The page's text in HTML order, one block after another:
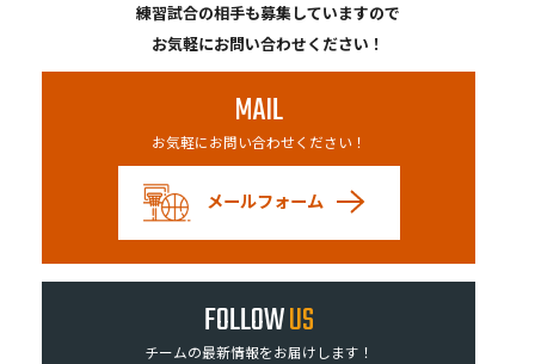
練習試合の相手も募集していますので
お気軽にお問い合わせください！
MAIL
お気軽にお問い合わせください！
メールフォーム
FOLLOWUS
チームの最新情報をお届けします！